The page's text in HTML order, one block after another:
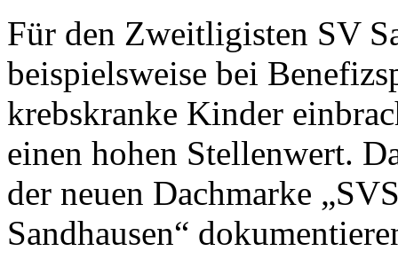
Für den Zweitligisten SV
beispielsweise bei
krebskranke Kinder
einen hohen Stellenwert.
der neuen Dachmarke
Sandhausen“